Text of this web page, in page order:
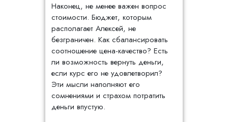
Наконец, не менее важен вопрос
стоимости. Бюджет, которым
располагает Алексей, не
безграничен. Как сбалансировать
соотношение цена-качество? Есть
ли возможность вернуть деньги,
если курс его не удовлетворил?
Эти мысли наполняют его
сомнениями и страхом потратить
деньги впустую.